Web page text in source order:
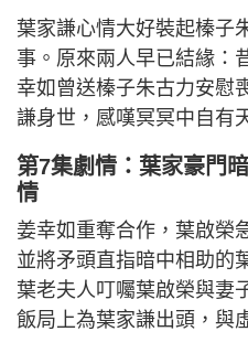
葉家謙心情大好裝起榛子
事。原來兩人早已結緣：
幸如曾送榛子朱古力安慰
謙身世，感嘆冥冥中自有
第7集劇情：葉家豪門
情
姜幸如重奪合作，葉啟榮
並將矛頭直指暗中相助的
葉老夫人叮囑葉啟榮與妻
飯局上為葉家謙出頭，與